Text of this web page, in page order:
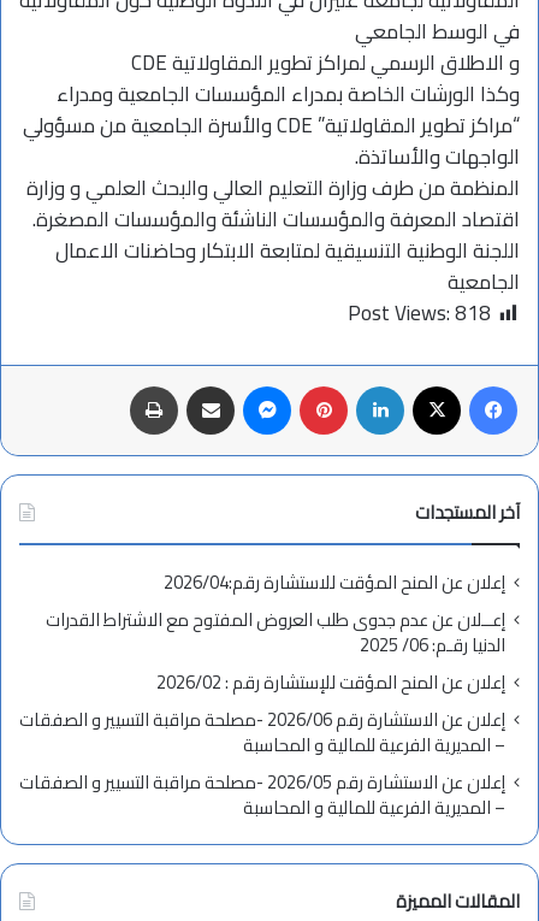
في الوسط الجامعي
و الاطلاق الرسمي لمراكز تطوير المقاولاتية CDE
وكذا الورشات الخاصة بمدراء المؤسسات الجامعية ومدراء
“مراكز تطوير المقاولاتية” CDE والأسرة الجامعية من مسؤولي
الواجهات والأساتذة.
المنظمة من طرف وزارة التعليم العالي والبحث العلمي و وزارة
اقتصاد المعرفة والمؤسسات الناشئة والمؤسسات المصغرة.
اللجنة الوطنية التنسيقية لمتابعة الابتكار وحاضنات الاعمال
الجامعية
Post Views:818
بينتيريست
آخر المستجدات
إعلان عن المنح المؤقت للاستشارة رقم:2026/04
إعــلان عن عدم جدوى طلب العروض المفتوح مع الاشتراط القدرات
الدنيا رقـم: 06/ 2025
إعلان عن المنح المؤقت للإستشارة رقم : 2026/02
إعلان عن الاستشارة رقم 2026/06 -مصلحة مراقبة التسيير و الصفقات
– المديرية الفرعية للمالية و المحاسبة
إعلان عن الاستشارة رقم 2026/05 -مصلحة مراقبة التسيير و الصفقات
– المديرية الفرعية للمالية و المحاسبة
المقالات المميزة